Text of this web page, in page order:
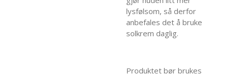
lysfølsom, så derfor
anbefales det å bruke
solkrem daglig.
Produktet bør brukes